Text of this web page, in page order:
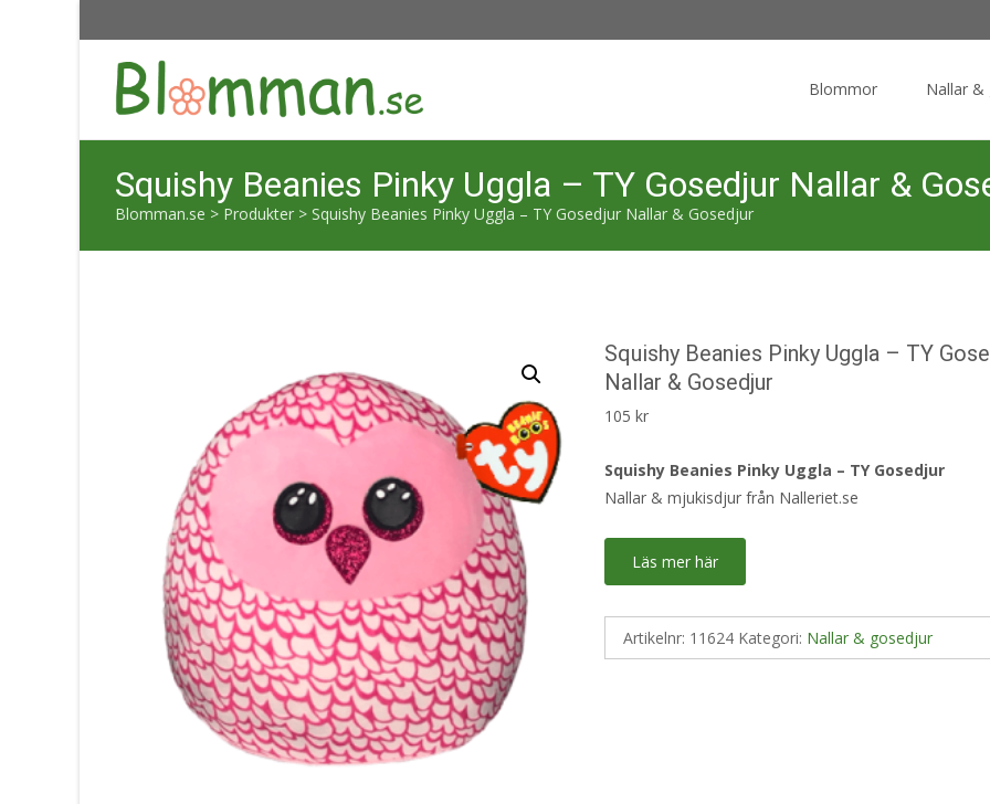
Blommor Nallar &
Squishy Beanies Pinky Uggla – TY Gosedjur Nallar &
Blomman.se > Produkter > Squishy Beanies Pinky Uggla – TY Gosedjur Nallar & Gosedjur
Squishy Beanies Pinky Uggla – TY
Nallar & Gosedjur
105kr
Squishy Beanies Pinky Uggla – TY Gosedjur
Nallar & mjukisdjur från Nalleriet.se
Läs mer här
Artikelnr: 11624 Kategori: Nallar & gosedjur